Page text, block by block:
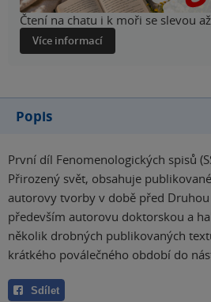
Čtení na chatu i k moři se slevou
Více informací
Popis
První díl Fenomenologických spisů
Přirozený svět, obsahuje
autorovy tvorby v době před
především autorovu doktorskou a
několik drobných publikovaných
krátkého poválečného období do
Sdílet